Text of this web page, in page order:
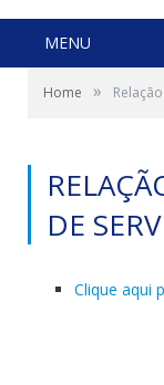
MENU
Home »
DE
Clique aqui